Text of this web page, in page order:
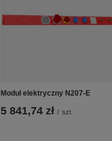
Moduł elektryczny N207-E
5 841,74 zł / szt.